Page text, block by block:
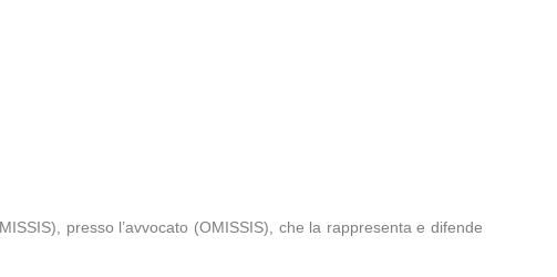
presso l’avvocato (OMISSIS), che la rappresenta e difende